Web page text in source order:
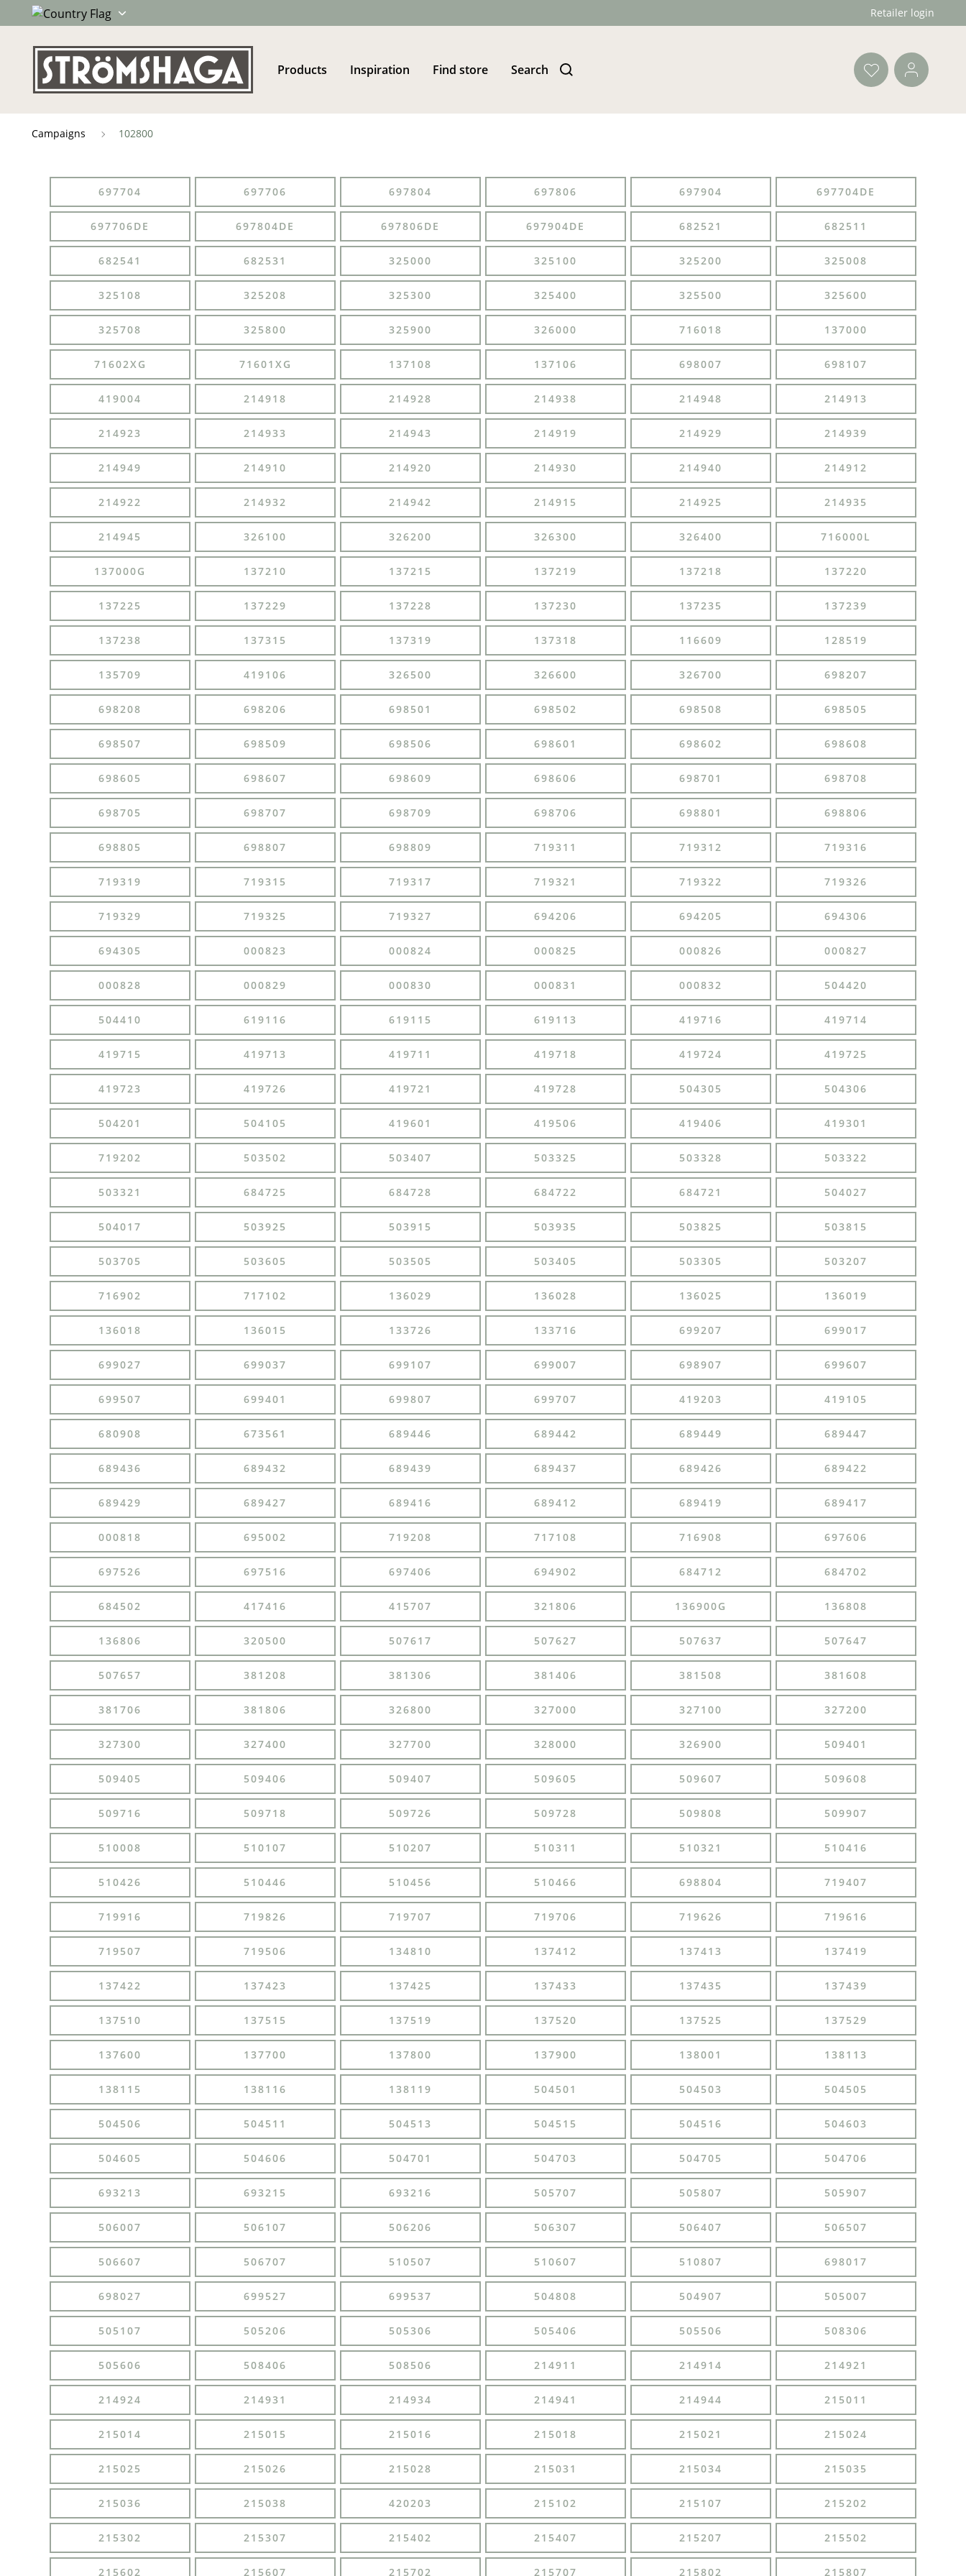
Retailer login
Products Inspiration Find store Search
Campaigns 102800
697704 697706 697804 697806 697904 697704DE
697706DE 697804DE 697806DE 697904DE 682521 682511
682541 682531 325000 325100 325200 325008
325108 325208 325300 325400 325500 325600
325708 325800 325900 326000 716018 137000
71602XG 71601XG 137108 137106 698007 698107
419004 214918 214928 214938 214948 214913
214923 214933 214943 214919 214929 214939
214949 214910 214920 214930 214940 214912
214922 214932 214942 214915 214925 214935
214945 326100 326200 326300 326400 716000L
137000G 137210 137215 137219 137218 137220
137225 137229 137228 137230 137235 137239
137238 137315 137319 137318 116609 128519
135709 419106 326500 326600 326700 698207
698208 698206 698501 698502 698508 698505
698507 698509 698506 698601 698602 698608
698605 698607 698609 698606 698701 698708
698705 698707 698709 698706 698801 698806
698805 698807 698809 719311 719312 719316
719319 719315 719317 719321 719322 719326
719329 719325 719327 694206 694205 694306
694305 000823 000824 000825 000826 000827
000828 000829 000830 000831 000832 504420
504410 619116 619115 619113 419716 419714
419715 419713 419711 419718 419724 419725
419723 419726 419721 419728 504305 504306
504201 504105 419601 419506 419406 419301
719202 503502 503407 503325 503328 503322
503321 684725 684728 684722 684721 504027
504017 503925 503915 503935 503825 503815
503705 503605 503505 503405 503305 503207
716902 717102 136029 136028 136025 136019
136018 136015 133726 133716 699207 699017
699027 699037 699107 699007 698907 699607
699507 699401 699807 699707 419203 419105
680908 673561 689446 689442 689449 689447
689436 689432 689439 689437 689426 689422
689429 689427 689416 689412 689419 689417
000818 695002 719208 717108 716908 697606
697526 697516 697406 694902 684712 684702
684502 417416 415707 321806 136900G 136808
136806 320500 507617 507627 507637 507647
507657 381208 381306 381406 381508 381608
381706 381806 326800 327000 327100 327200
327300 327400 327700 328000 326900 509401
509405 509406 509407 509605 509607 509608
509716 509718 509726 509728 509808 509907
510008 510107 510207 510311 510321 510416
510426 510446 510456 510466 698804 719407
719916 719826 719707 719706 719626 719616
719507 719506 134810 137412 137413 137419
137422 137423 137425 137433 137435 137439
137510 137515 137519 137520 137525 137529
137600 137700 137800 137900 138001 138113
138115 138116 138119 504501 504503 504505
504506 504511 504513 504515 504516 504603
504605 504606 504701 504703 504705 504706
693213 693215 693216 505707 505807 505907
506007 506107 506206 506307 506407 506507
506607 506707 510507 510607 510807 698017
698027 699527 699537 504808 504907 505007
505107 505206 505306 505406 505506 508306
505606 508406 508506 214911 214914 214921
214924 214931 214934 214941 214944 215011
215014 215015 215016 215018 215021 215024
215025 215026 215028 215031 215034 215035
215036 215038 420203 215102 215107 215202
215302 215307 215402 215407 215207 215502
215602 215607 215702 215707 215802 215807